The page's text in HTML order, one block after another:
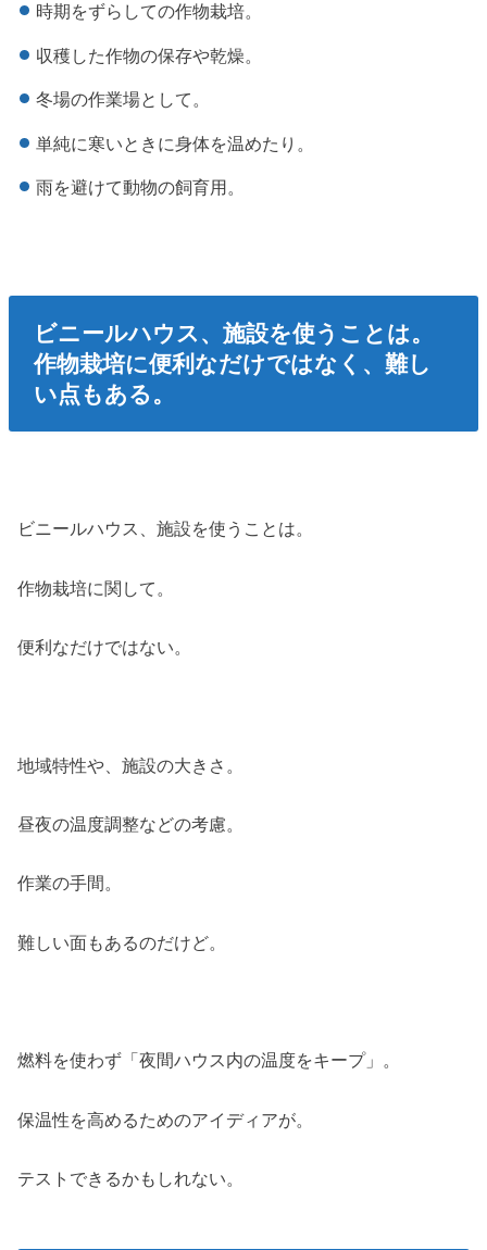
時期をずらしての作物栽培。
収穫した作物の保存や乾燥。
冬場の作業場として。
単純に寒いときに身体を温めたり。
雨を避けて動物の飼育用。
ビニールハウス、施設を使うことは。
作物栽培に便利なだけではなく、難し
い点もある。
ビニールハウス、施設を使うことは。
作物栽培に関して。
便利なだけではない。
地域特性や、施設の大きさ。
昼夜の温度調整などの考慮。
作業の手間。
難しい面もあるのだけど。
燃料を使わず「夜間ハウス内の温度をキープ」。
保温性を高めるためのアイディアが。
テストできるかもしれない。